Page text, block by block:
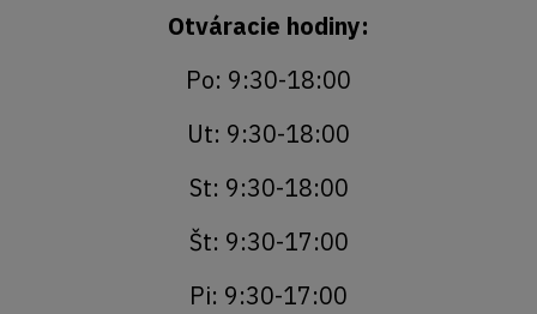
Otváracie hodiny:
Po: 9:30-18:00
Ut: 9:30-18:00
St: 9:30-18:00
Št: 9:30-17:00
Pi: 9:30-17:00